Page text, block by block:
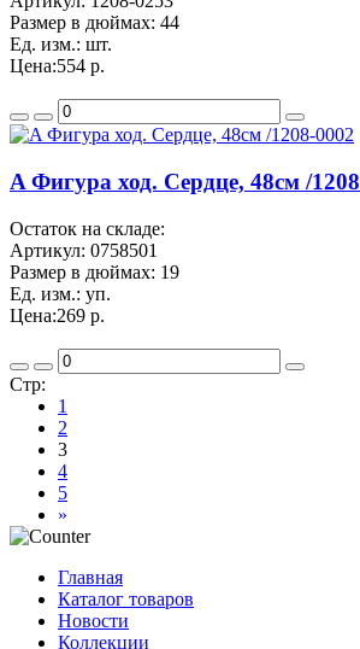
Размер в дюймах: 44
Ед. изм.: шт.
Цена:554 р.
A Фигура ход. Сердце, 48см /
Остаток на складе:
Артикул: 0758501
Размер в дюймах: 19
Ед. изм.: уп.
Цена:269 р.
Стр:
1
2
3
4
5
»
Главная
Каталог товаров
Новости
Коллекции